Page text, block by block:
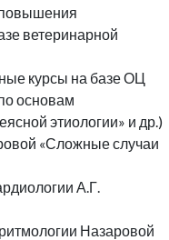
повышения
ветеринарной
курсы на базе ОЦ
основам
этиологии» и др.)
«Сложные случаи
А.Г.
Назаровой